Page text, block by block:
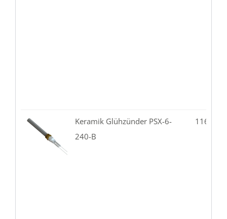
Keramik Glühzünder PSX-6-
240-B
116.86-